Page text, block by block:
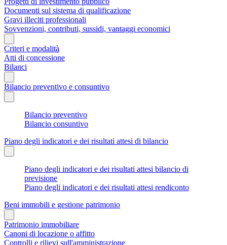
Documenti sul sistema di qualificazione
Gravi illeciti professionali
Sovvenzioni, contributi, sussidi, vantaggi economici
Criteri e modalità
Atti di concessione
Bilanci
Bilancio preventivo e consuntivo
Bilancio preventivo
Bilancio consuntivo
Piano degli indicatori e dei risultati attesi di bilancio
Piano degli indicatori e dei risultati attesi bilancio di
previsione
Piano degli indicatori e dei risultati attesi rendiconto
Beni immobili e gestione patrimonio
Patrimonio immobiliare
Canoni di locazione o affitto
Controlli e rilievi sull'amministrazione